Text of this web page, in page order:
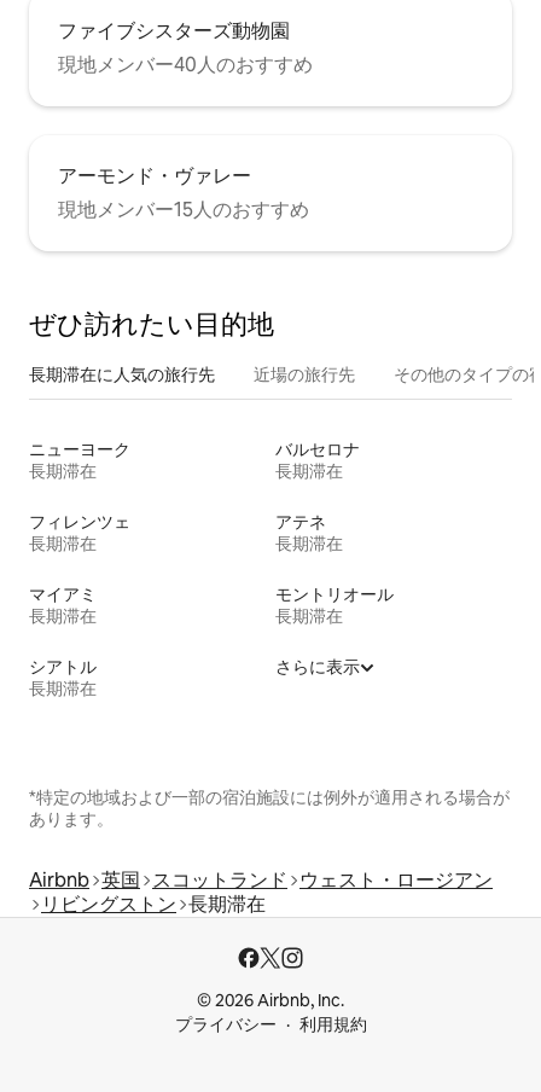
ファイブシスターズ動物園
現地メンバー40人のおすすめ
アーモンド・ヴァレー
現地メンバー15人のおすすめ
ぜひ訪⁠れ⁠た⁠い目⁠的⁠地
長期滞在に人気の旅行先 近場の旅行先 その他のタ⁠イ⁠プ⁠の
ニューヨーク
長期滞在
バルセロナ
長期滞在
フィレンツェ
長期滞在
アテネ
長期滞在
マイアミ
長期滞在
モントリオール
長期滞在
シアトル
長期滞在
さらに表示
*特定の地域および一部の宿泊施設には例外が適用される場合が
あります。
Airbnb 英国 スコットランド
ウェスト・ロージアン
リビングストン 長期滞在
© 2026 Airbnb, Inc.
プライバシー
利用規約